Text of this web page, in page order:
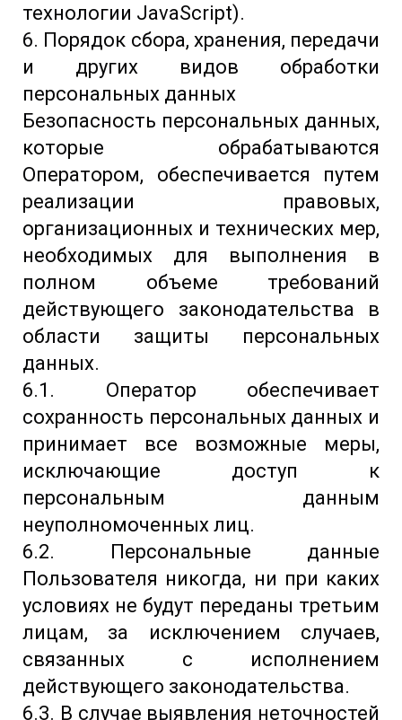
технологии JavaScript).
6. Порядок сбора, хранения, передачи
и других видов обработки
персональных данных
Безопасность персональных данных,
которые обрабатываются
Оператором, обеспечивается путем
реализации правовых,
организационных и технических мер,
необходимых для выполнения в
полном объеме требований
действующего законодательства в
области защиты персональных
данных.
6.1. Оператор обеспечивает
сохранность персональных данных и
принимает все возможные меры,
исключающие доступ к
персональным данным
неуполномоченных лиц.
6.2. Персональные данные
Пользователя никогда, ни при каких
условиях не будут переданы третьим
лицам, за исключением случаев,
связанных с исполнением
действующего законодательства.
6.3. В случае выявления неточностей